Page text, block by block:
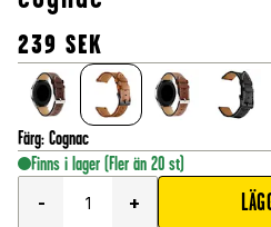
239 SEK
Färg: Cognac
Finns i lager (Fler än 20 st)
-
+